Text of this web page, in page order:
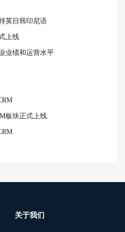
英日韩印尼语
上线
业绩和运营水平
板块正式上线
关于我们